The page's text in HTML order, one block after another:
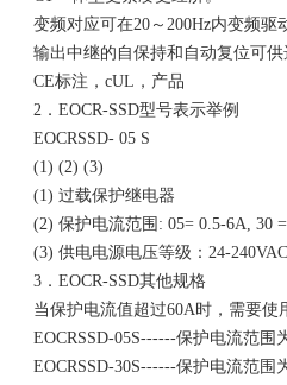
变频对应可在20～200Hz内变频驱
输出中继的自保持和自动复位可供
CE标注，cUL，产品
2．EOCR-SSD型号表示举例
EOCRSSD- 05 S
(1) (2) (3)
(1) 过载保护继电器
(2) 保护电流范围: 05= 0.5-6A, 30 =
(3) 供电电源电压等级：24-
3．EOCR-SSD其他规格
当保护电流值超过60A时，需要使用
EOCRSSD-05S------保护电流范围
EOCRSSD-30S------保护电流范围